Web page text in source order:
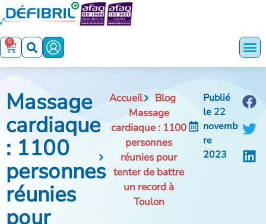
0
Massage
cardiaque
: 1100
personnes
réunies
pour
Accueil
Blog
Massage
cardiaque : 1100
personnes
réunies pour
tenter de battre
un record à
Toulon
Publié
le 22
novemb
re
2023